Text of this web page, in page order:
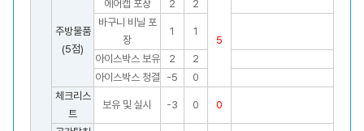
주방물품
(5점)
에어캡 포장 2 2
5
바구니 비닐 포
장
1 1
아이스박스 보유 2
2
아이스박스 청결
-5
0
체크리스
트
보유 및 실시 -3 0 0